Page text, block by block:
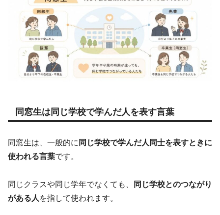
同窓生は同じ学校で学んだ人を表す言葉
同窓生は、一般的に 同じ学校で学んだ人同士を表すときに
使われる言葉です。
同じクラスや同じ学年でなくても、
同じ学校とのつながり
がある人 を指して使われます。